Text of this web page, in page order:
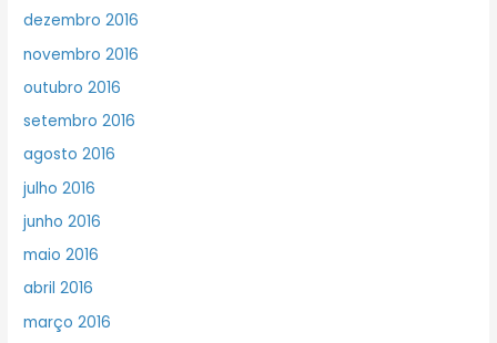
dezembro 2016
novembro 2016
outubro 2016
setembro 2016
agosto 2016
julho 2016
junho 2016
maio 2016
abril 2016
março 2016